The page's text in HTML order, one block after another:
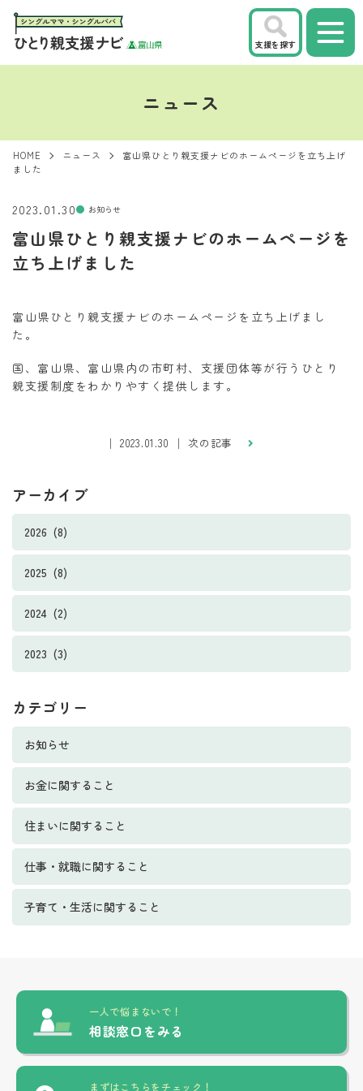
支援を探す
ニュース
HOME ニュース
富山県ひとり親支援ナビのホームページを立ち上げ
ました
アーカイブ
2026 (8)
2025 (8)
2024 (2)
2023 (3)
カテゴリー
お知らせ
お金に関すること
住まいに関すること
仕事・就職に関すること
子育て・生活に関すること
2023.01.30 お知らせ
富山県ひとり親支援ナビのホームページを
立ち上げました
富山県ひとり親支援ナビのホームページを立ち上げまし
た。
国、富山県、富山県内の市町村、支援団体等が行うひとり
親支援制度をわかりやすく提供します。
│ 2023.01.30 │次の記事
一人で悩まないで！
相談窓口をみる
まずはこちらをチェック！